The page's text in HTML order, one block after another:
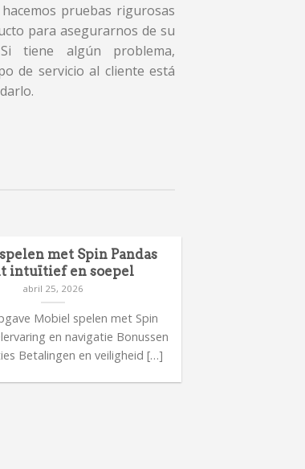
pruebas rigurosas
para asegurarnos de su
tiene algún problema,
de servicio al cliente está
met Spin Pandas
intuïtief en soepel
abril 25, 2026
Mobiel spelen met Spin
en navigatie Bonussen
Betalingen en veiligheid […]